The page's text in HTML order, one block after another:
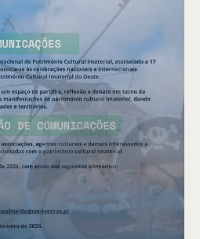
OFICINA COMÉRCIO